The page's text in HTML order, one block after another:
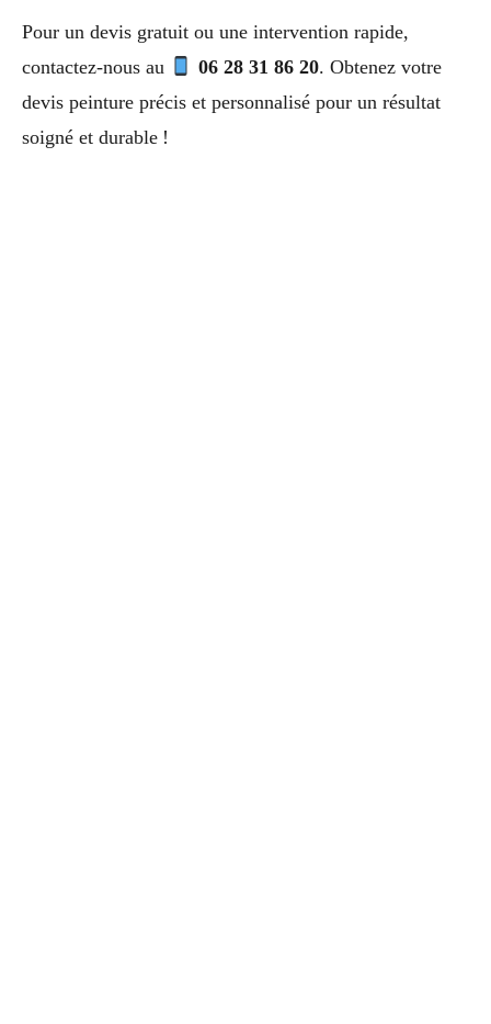
Pour un devis gratuit ou une intervention rapide,
contactez-nous au
06 28 31 86 20. Obtenez votre
devis peinture précis et personnalisé pour un résultat
soigné et durable !